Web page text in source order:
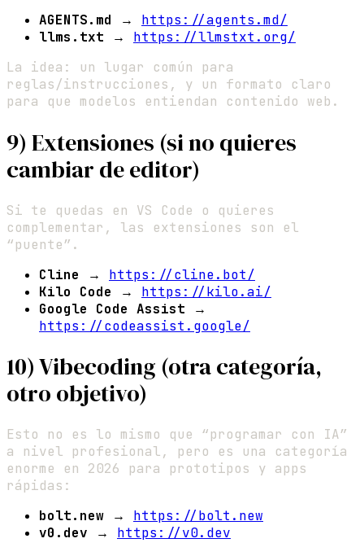
AGENTS.md → https://agents.md/
llms.txt → https://llmstxt.org/
La idea: un lugar común para
reglas/instrucciones, y un formato claro
para que modelos entiendan contenido web.
9) Extensiones (si no quieres
cambiar de editor)
Si te quedas en VS Code o quieres
complementar, las extensiones son el
“puente”.
Cline → https://cline.bot/
Kilo Code → https://kilo.ai/
Google Code Assist →
https://codeassist.google/
10) Vibecoding (otra categoría,
otro objetivo)
Esto no es lo mismo que “programar con IA”
a nivel profesional, pero es una categoría
enorme en 2026 para prototipos y apps
rápidas:
bolt.new → https://bolt.new
v0.dev → https://v0.dev